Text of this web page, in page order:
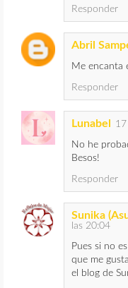
Responder
Abril
Me encanta
Responder
Lunabel
No he
Besos!
Responder
Sunika
las 20:04
Pues si no
que me
el blog de